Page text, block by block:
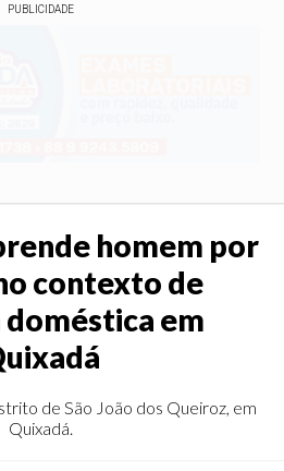
PUBLICIDADE
homem por
contexto de
em
de São João dos Queiroz, em
Quixadá.